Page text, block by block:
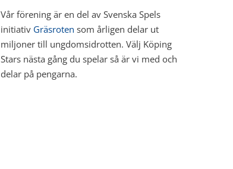
Vår förening är en del av Svenska Spels
initiativ Gräsroten som årligen delar ut
miljoner till ungdomsidrotten. Välj Köping
Stars nästa gång du spelar så är vi med och
delar på pengarna.